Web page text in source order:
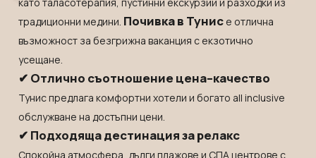
Япония
като таласотерапия, пустинни екскурзии и разходки из
традиционни медини. Почивка в Тунис е отлична
възможност за безгрижна ваканция с екзотично
усещане.
✔ Отлично съотношение цена–качество
Тунис предлага комфортни хотели и богато all inclusive
обслужване на достъпни цени.
✔ Подходяща дестинация за релакс
Спокойна атмосфера, дълги плажове и СПА центрове с